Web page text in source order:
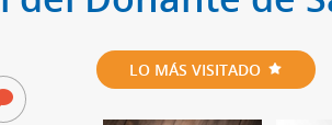
LO MÁS VISITADO